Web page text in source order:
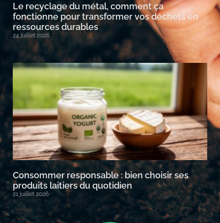
Le recyclage du métal, comment ça
fonctionne pour transformer vos déchets en
ressources durables
24 juillet 2026
Consommer responsable : bien choisir ses
produits laitiers du quotidien
21 juillet 2026